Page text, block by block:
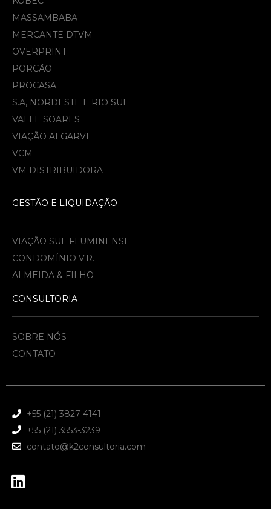
MASSAMBABA
MERCANTE DTVM
OVERPRINT
PORCÃO
PROCASA
S.A, NORDESTE E RIO SUL
VALLE SOARES
VIAÇÃO ALGARVE
VCM
VM DISTRIBUIDORA
GESTÃO E LIQUIDAÇÃO
VIAÇÃO SUL FLUMINENSE
CONDOMÍNIO V.R.
ALMEIDA & FILHO​
CONSULTORIA
SOBRE NÓS
CONTATO
+55 (21) 3827-4141
+55 (21) 3553-3239
contato@k2consultoria.com